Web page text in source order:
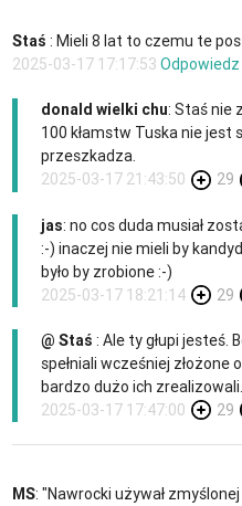
Staś : Mieli 8 lat to czemu te
2025-03-17 17:17:53 Odpowiedz
donald wielki chu: Staś nie
100 kłamstw Tuska nie jest
przeszkadza.
2025-03-17 21:43:50
29
jas: no cos duda musiał
:-) inaczej nie mieli by
było by zrobione :-)
2025-03-17 18:21:14
29
@ Staś : Ale ty głupi jesteś.
spełniali wcześniej
bardzo dużo ich
2025-03-17 17:47:00
29
MS: "Nawrocki używał